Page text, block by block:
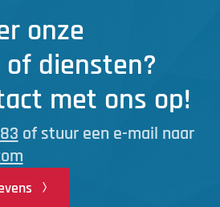
onze
diensten?
met ons op!
of stuur een e-mail naar